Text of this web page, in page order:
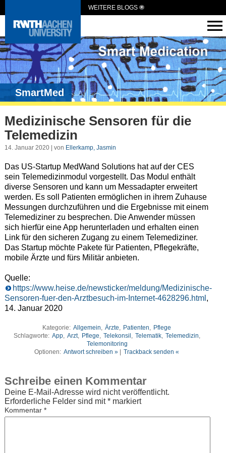
WEITERE BLOGS
SmartMed
Medizinische Sensoren für die
Telemedizin
14. Januar 2020 | von Ellerkamp, Jasmin
Das US-Startup MedWand Solutions hat auf der CES
sein Telemedizinmodul vorgestellt. Das Modul enthält
diverse Sensoren und kann um Messadapter erweitert
werden. Es soll Patienten ermöglichen in ihrem Zuhause
Messungen durchzuführen und die Ergebnisse mit einem
Telemediziner zu besprechen. Die Anwender müssen
sich hierfür eine App herunterladen und erhalten einen
Link für den sicheren Zugang zu einem Telemediziner.
Das Startup möchte Pakete für Patienten, Pflegekräfte,
mobile Ärzte und fürs Militär anbieten.
Quelle:
https://www.heise.de/newsticker/meldung/Medizinische-
Sensoren-fuer-den-Arztbesuch-im-Internet-4628296.html ,
14. Januar 2020
Kategorie: Allgemein, Ärzte, Patienten, Pflege
Schlagworte: App, Arzt, Pflege, Telekonsil , Telematik, Telemedizin,
Telemonitoring
Optionen: Antwort schreiben » Trackback senden «
Schreibe einen Kommentar
Deine E-Mail-Adresse wird nicht veröffentlicht.
Erforderliche Felder sind mit*markiert
Kommentar *